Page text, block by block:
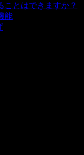
ことはできますか？
能